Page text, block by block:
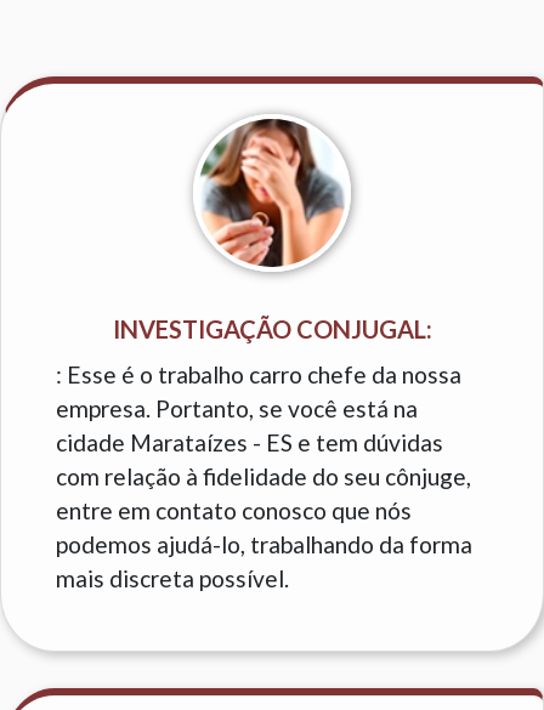
INVESTIGAÇÃO CONJUGAL:
: Esse é o trabalho carro chefe da nossa
empresa. Portanto, se você está na
cidade Marataízes - ES e tem dúvidas
com relação à fidelidade do seu cônjuge,
entre em contato conosco que nós
podemos ajudá-lo, trabalhando da forma
mais discreta possível.